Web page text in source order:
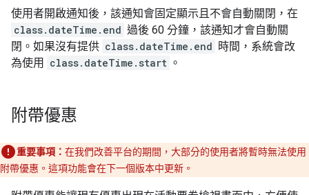
使用者開啟通知後，該通知會固定顯示且不會自動關閉，在
class.dateTime.end 過後 60 分鐘，該通知才會自動關
閉。如果沒有提供 class.dateTime.end 時間，系統會改
為使用
class.dateTime.start 。
附帶優惠
重要事項： 在我們改善平台的期間，大部分的使用者將暫時無法使用
附帶優惠。這項功能會在下一個版本中更新。